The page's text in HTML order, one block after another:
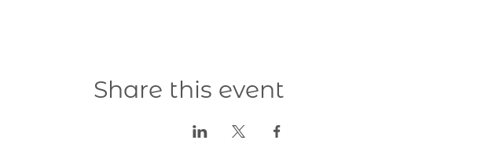
Share this event